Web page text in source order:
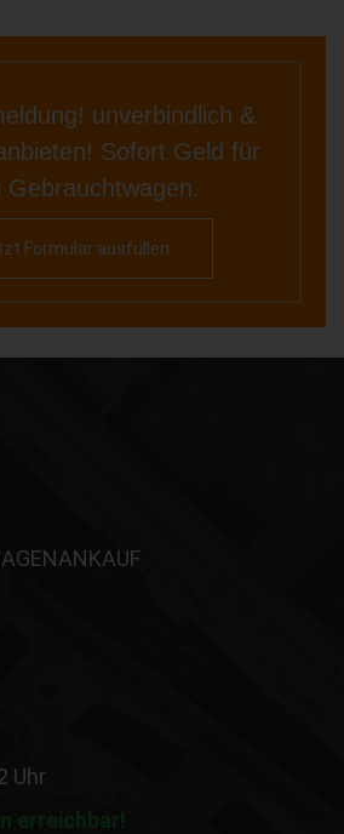
unverbindlich &
Sofort Geld für
Gebrauchtwagen.
Formular ausfüllen
Uhr
erreichbar!